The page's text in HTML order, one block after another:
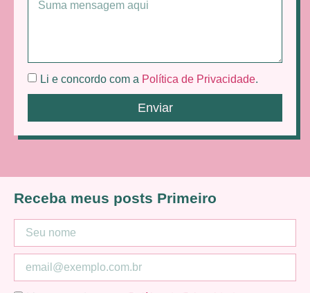
Li e concordo com a Política de Privacidade.
Enviar
Receba meus posts Primeiro